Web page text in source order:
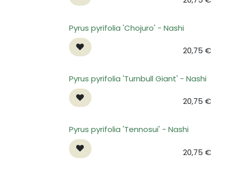
Pyrus pyrifolia 'Chojuro' - Nashi
20,75 €
Pyrus pyrifolia 'Turnbull Giant' - Nashi
20,75 €
Pyrus pyrifolia 'Tennosui' - Nashi
20,75 €